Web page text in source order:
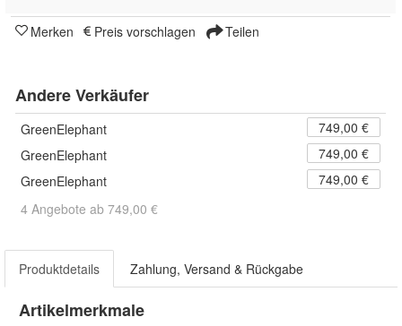
Merken Preis vorschlagen Teilen
Andere Verkäufer
GreenElephant
749,00 €
GreenElephant
749,00 €
GreenElephant
749,00 €
4 Angebote ab 749,00 €
Produktdetails Zahlung, Versand & Rückgabe
Artikelmerkmale